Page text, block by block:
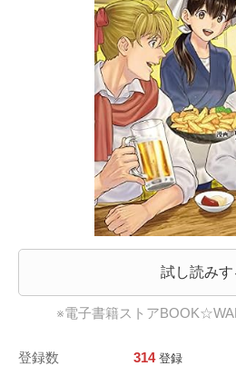
試し読みす
※電子書籍ストア
登録数 314 登録